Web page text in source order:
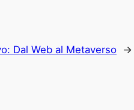
Dal Web al Metaverso →